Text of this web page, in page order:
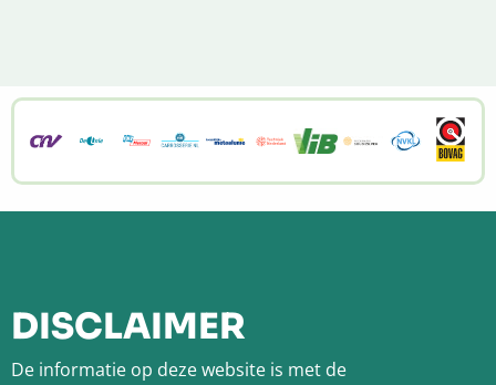
DISCLAIMER
De informatie op deze website is met de